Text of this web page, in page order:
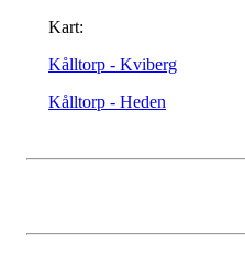
Kart:
Kålltorp - Kviberg
Kålltorp - Heden